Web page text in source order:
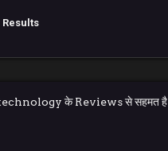
Results
के Reviews से सहमत है